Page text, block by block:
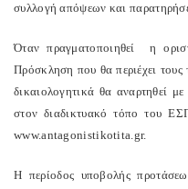
συλλογή απόψεων και
Όταν πραγματοποιηθεί η
Πρόσκληση που θα περιέχει τους
δικαιολογητικά θα αναρτηθεί
στον διαδικτυακό τόπο του
www.antagonistikotita.gr.
Η περίοδος υποβολής